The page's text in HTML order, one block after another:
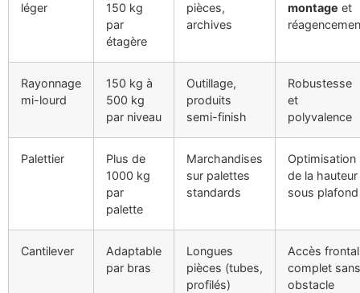
léger
150 kg
par
étagère
pièces,
archives
montage et
Rayonnage
mi-lourd
150 kg à
500 kg
par niveau
Outillage,
produits
semi-finish
Robustesse
et
polyvalence
Palettier
Plus de
1000 kg
par
palette
Marchandises
sur palettes
standards
Optimisation
de la hauteur
sous plafond
Cantilever
Adaptable
par bras
Longues
pièces (tubes,
profilés)
Accès frontal
complet sans
obstacle